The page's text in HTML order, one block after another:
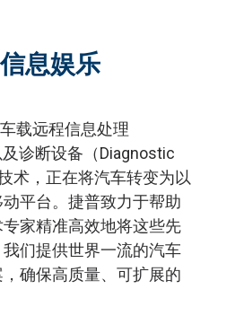
息娱乐
载远程信息处理
及诊断设备（Diagnostic
术，正在将汽车转变为以
平台。捷普致力于帮助
家精准高效地将这些先
们提供世界一流的汽车
确保高质量、可扩展的